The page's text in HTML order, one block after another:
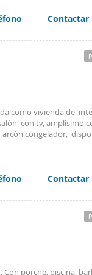
Contactar
como vivienda de
con tv, amplisimo
congelador,
cita previa. alquiler
ni fumadores
Contactar
Con porche, piscina,